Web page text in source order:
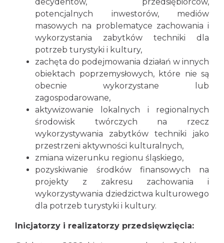
potencjalnych inwestorów, mediów
masowych na problematyce zachowania i
wykorzystania zabytków techniki dla
potrzeb turystyki i kultury,
zachęta do podejmowania działań w innych
obiektach poprzemysłowych, które nie są
obecnie wykorzystane lub
zagospodarowane,
aktywizowanie lokalnych i regionalnych
środowisk twórczych na rzecz
wykorzystywania zabytków techniki jako
przestrzeni aktywności kulturalnych,
zmiana wizerunku regionu śląskiego,
pozyskiwanie środków finansowych na
projekty z zakresu zachowania i
wykorzystywania dziedzictwa kulturowego
dla potrzeb turystyki i kultury.
Inicjatorzy i realizatorzy przedsięwzięcia: